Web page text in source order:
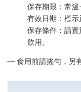
保存期限：常
有效日期：標示
保存條件：請
飲用。
— 食用前請搖勻，另